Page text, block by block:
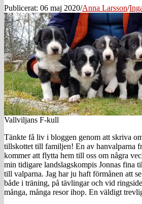
Publicerat: 06 maj 2020/Anna Larsson/
Vallviljans F-kull
Tänkte få liv i bloggen genom att skriva
tillskottet till familjen! En av hanvalparna
kommer att flytta hem till oss om några
min tidigare landslagskompis Jonnas fina
till valparna. Jag har ju haft förmånen att
både i träning, på tävlingar och vid
många, många resor ihop. En väldigt